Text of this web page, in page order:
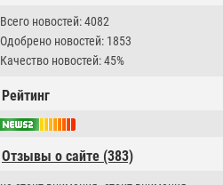
Всего новостей: 4082
Одобрено новостей: 1853
Качество новостей: 45%
Рейтинг
Отзывы о сайте (383)